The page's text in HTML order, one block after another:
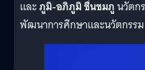
และภูมิ-อภิภูมิ ชื่นชมภูนวัตก
พัฒนาการศึกษาและนวัตกรรม